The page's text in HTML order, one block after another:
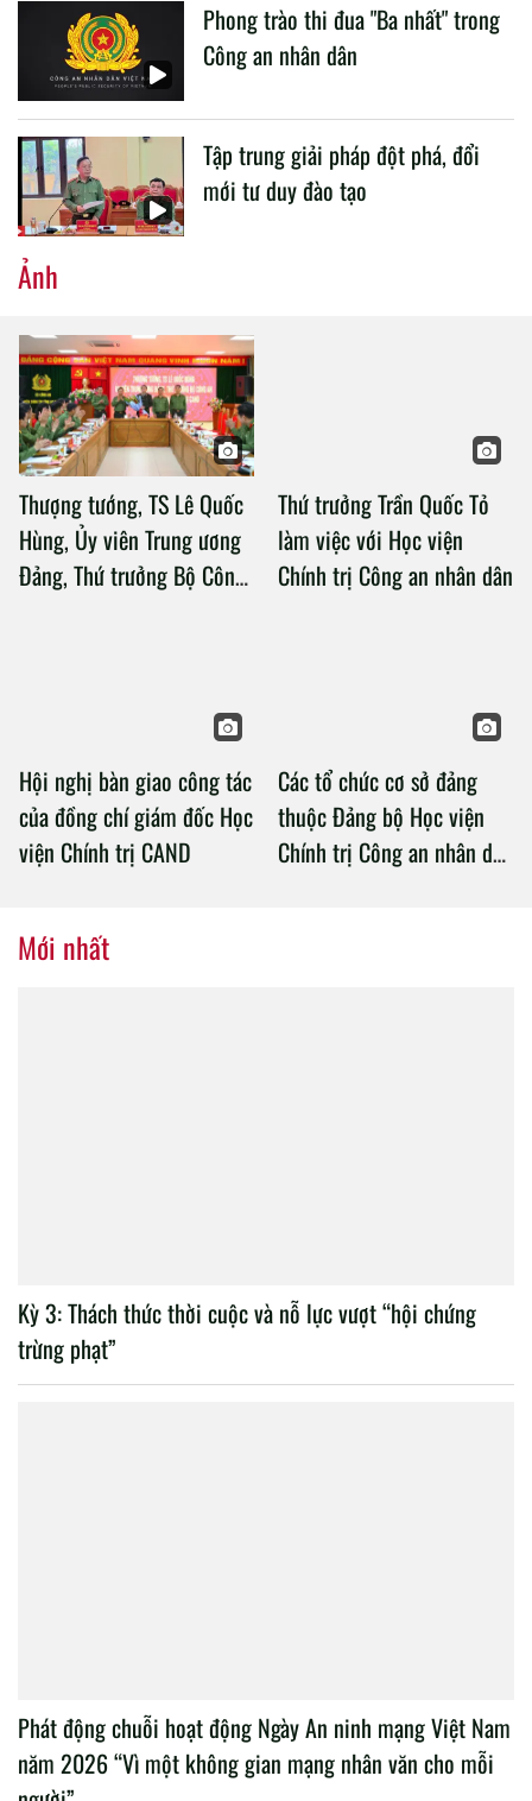
Phong trào thi đua "Ba nhất" trong
Công an nhân dân
Tập trung giải pháp đột phá, đổi
mới tư duy đào tạo
Ảnh
Thượng tướng, TS Lê Quốc
Hùng, Ủy viên Trung ương
Đảng, Thứ trưởng Bộ Công
Thứ trưởng Trần Quốc Tỏ
làm việc với Học viện
Chính trị Công an nhân dân
Hội nghị bàn giao công tác
của đồng chí giám đốc Học
viện Chính trị CAND
Các tổ chức cơ sở đảng
thuộc Đảng bộ Học viện
Chính trị Công an nhân dân
Mới nhất
Kỳ 3: Thách thức thời cuộc và nỗ lực vượt “hội chứng
trừng phạt”
Phát động chuỗi hoạt động Ngày An ninh mạng Việt Nam
năm 2026 “Vì một không gian mạng nhân văn cho mỗi